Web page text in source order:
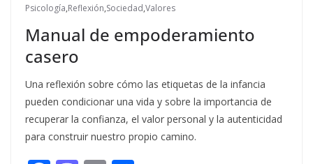
Psicología,Reflexión,Sociedad,Valores
Manual de empoderamiento
casero
Una reflexión sobre cómo las etiquetas de la infancia
pueden condicionar una vida y sobre la importancia de
recuperar la confianza, el valor personal y la autenticidad
para construir nuestro propio camino.